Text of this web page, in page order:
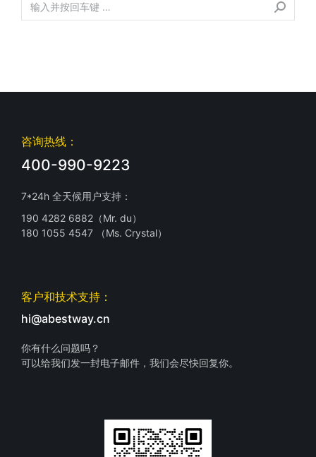
咨询热线：
400-990-9223
7*24h 全天候用户支持：
190 4282 6882（Mr. du）
180 1055 4547 （Ms. Crystal）
客户和技术支持：
hi@abestway.cn
你有什么问题吗？
可以给我们发一封电子邮件，我们会尽快回复你。